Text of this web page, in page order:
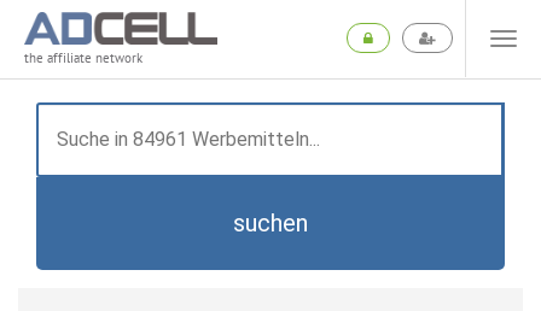
the affiliate network
suchen